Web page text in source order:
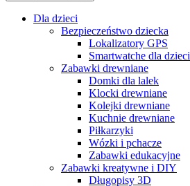
Dla dzieci
Bezpieczeństwo dziecka
Lokalizatory GPS
Smartwatche dla dzieci
Zabawki drewniane
Domki dla lalek
Klocki drewniane
Kolejki drewniane
Kuchnie drewniane
Piłkarzyki
Wózki i pchacze
Zabawki edukacyjne
Zabawki kreatywne i DIY
Długopisy 3D